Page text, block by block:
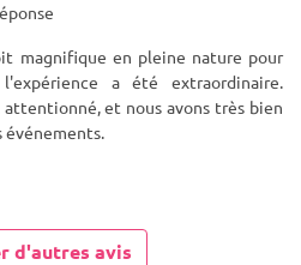
magnifique en pleine nature pour
a été extraordinaire.
et nous avons très bien
événements.
d'autres avis